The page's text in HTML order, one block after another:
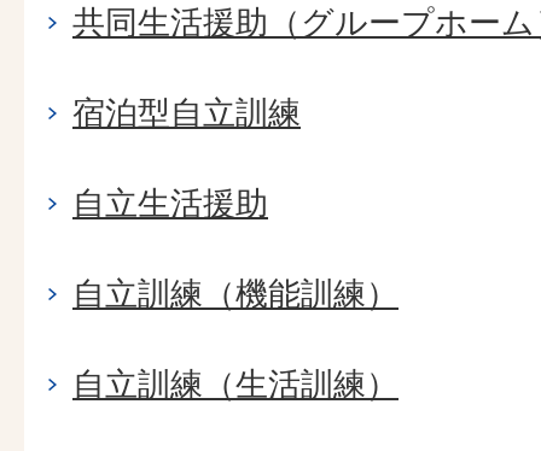
共同生活援助（グループホー
宿泊型自立訓練
自立生活援助
自立訓練（機能訓練）
自立訓練（生活訓練）